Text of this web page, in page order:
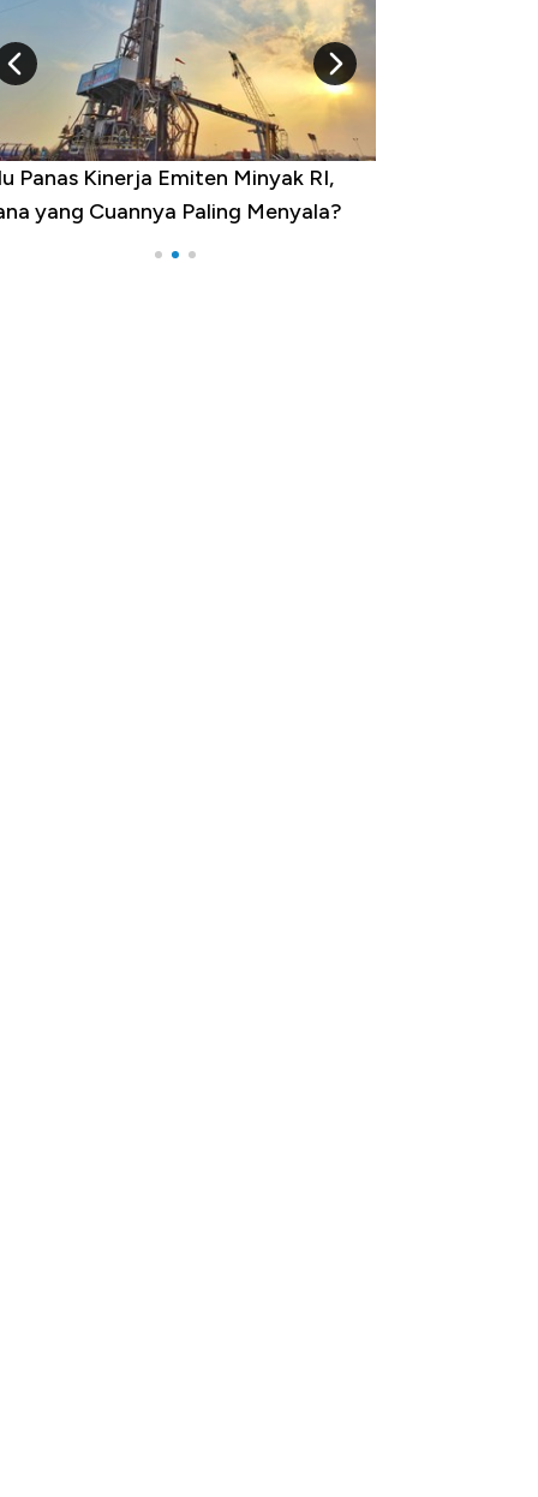
RI,
10 Provinsi dengan Tingkat
Pengangguran Tertinggi, Ada Jakarta